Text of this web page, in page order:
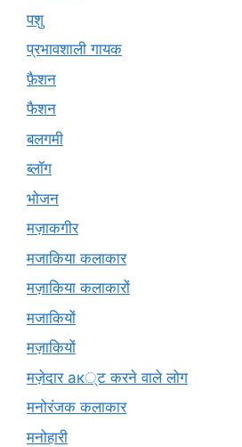
पशु
प्रभावशाली गायक
फ़ैशन
फैशन
बलगमी
ब्लॉग
भोजन
मज़ाकगीर
मजाकिया कलाकार
मज़ाकिया कलाकारों
मजाकियों
मज़ाकियों
मज़ेदार ак्ट करने वाले लोग
मनोरंजक कलाकार
मनोहारी